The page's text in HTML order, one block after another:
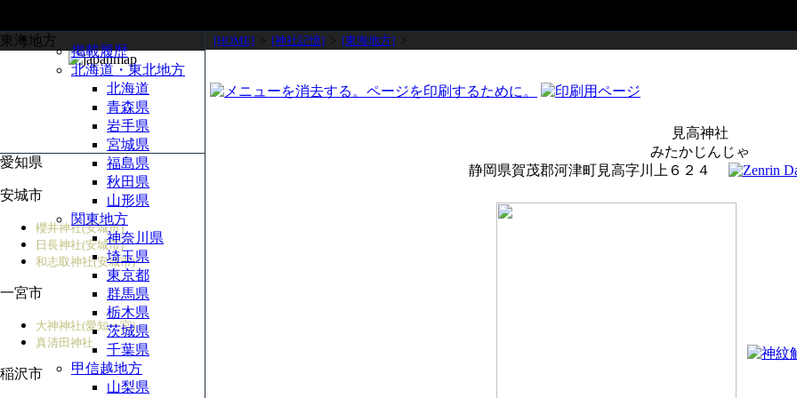
[HOME] [神社記憶] [東海地方]
見高神社
みたかじんじゃ
静岡県賀茂郡河津町見高字川上６２４
東海地方
愛知県
安城市
櫻井神社(安城市)
日長神社(安城市)
和志取神社(安城市)
一宮市
大神神社(愛知一宮)
真清田神社
稲沢市
掲載履歴
北海道・東北地方
北海道
青森県
岩手県
宮城県
福島県
秋田県
山形県
関東地方
神奈川県
埼玉県
東京都
群馬県
栃木県
茨城県
千葉県
甲信越地方
山梨県